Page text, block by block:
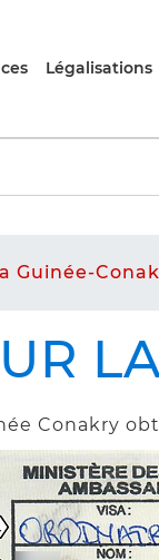
Légalisations
Guinée-
Conakry